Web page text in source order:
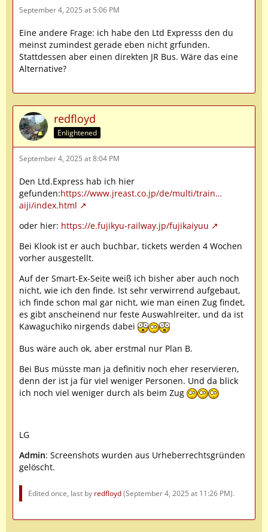
September 4, 2025 at 5:06 PM
Eine andere Frage: ich habe den Ltd Expresss den du
meinst zumindest gerade eben nicht grfunden.
Stattdessen aber einen direkten JR Bus. Wäre das eine
Alternative?
redfloyd
Enlightened
September 4, 2025 at 8:04 PM
Den Ltd.Express hab ich hier
gefunden:https://www.jreast.co.jp/de/multi/train…
aiji/index.html
oder hier: https://e.fujikyu-railway.jp/fujikaiyuu
Bei Klook ist er auch buchbar, tickets werden 4 Wochen
vorher ausgestellt.
Auf der Smart-Ex-Seite weiß ich bisher aber auch noch
nicht, wie ich den finde. Ist sehr verwirrend aufgebaut,
ich finde schon mal gar nicht, wie man einen Zug findet,
es gibt anscheinend nur feste Auswahlreiter, und da ist
Kawaguchiko nirgends dabei
Bus wäre auch ok, aber erstmal nur Plan B.
Bei Bus müsste man ja definitiv noch eher reservieren,
denn der ist ja für viel weniger Personen. Und da blick
ich noch viel weniger durch als beim Zug
LG
Admin: Screenshots wurden aus Urheberrechtsgründen
gelöscht.
Edited once, last by redfloyd(September 4, 2025 at 11:26 PM).